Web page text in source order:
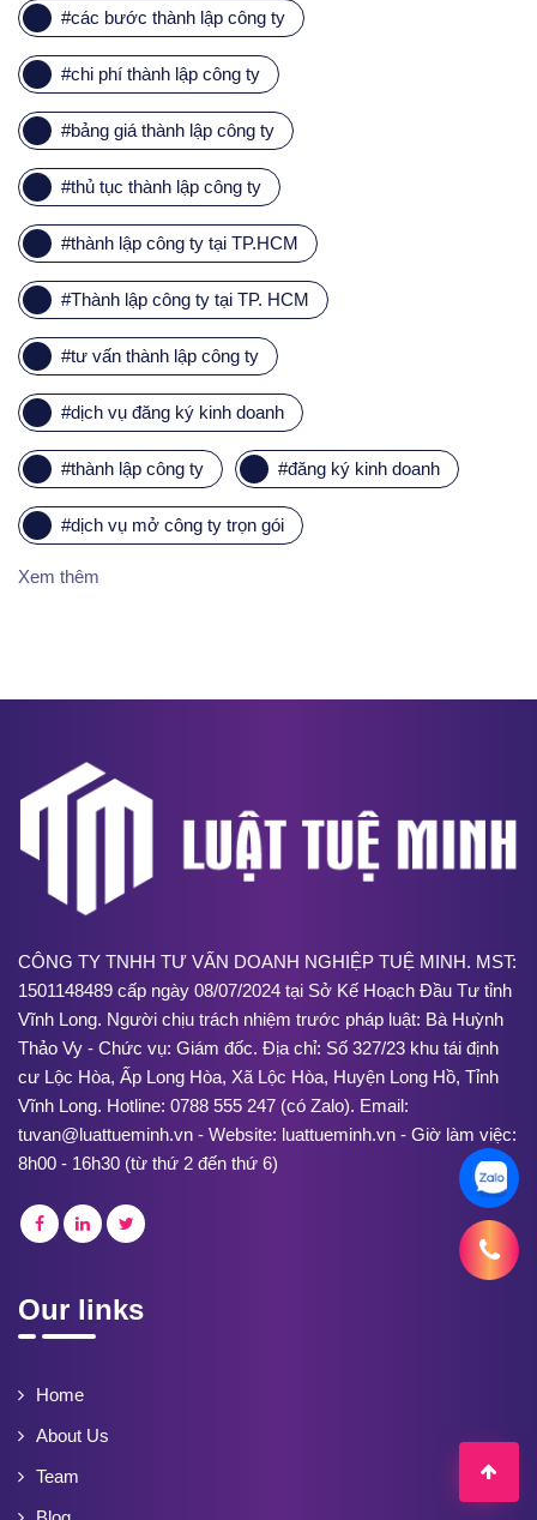
#các bước thành lập công ty
#chi phí thành lập công ty
#bảng giá thành lập công ty
#thủ tục thành lập công ty
#thành lập công ty tại TP.HCM
#Thành lập công ty tại TP. HCM
#tư vấn thành lập công ty
#dịch vụ đăng ký kinh doanh
#thành lập công ty #đăng ký kinh doanh
#dịch vụ mở công ty trọn gói
Xem thêm
CÔNG TY TNHH TƯ VẤN DOANH NGHIỆP TUỆ MINH. MST:
1501148489 cấp ngày 08/07/2024 tại Sở Kế Hoạch Đầu Tư tỉnh
Vĩnh Long. Người chịu trách nhiệm trước pháp luật: Bà Huỳnh
Thảo Vy - Chức vụ: Giám đốc. Địa chỉ: Số 327/23 khu tái định
cư Lộc Hòa, Ấp Long Hòa, Xã Lộc Hòa, Huyện Long Hồ, Tỉnh
Vĩnh Long. Hotline: 0788 555 247 (có Zalo). Email:
tuvan@luattueminh.vn - Website: luattueminh.vn - Giờ làm việc:
8h00 - 16h30 (từ thứ 2 đến thứ 6)
Our links
Home
About Us
Team